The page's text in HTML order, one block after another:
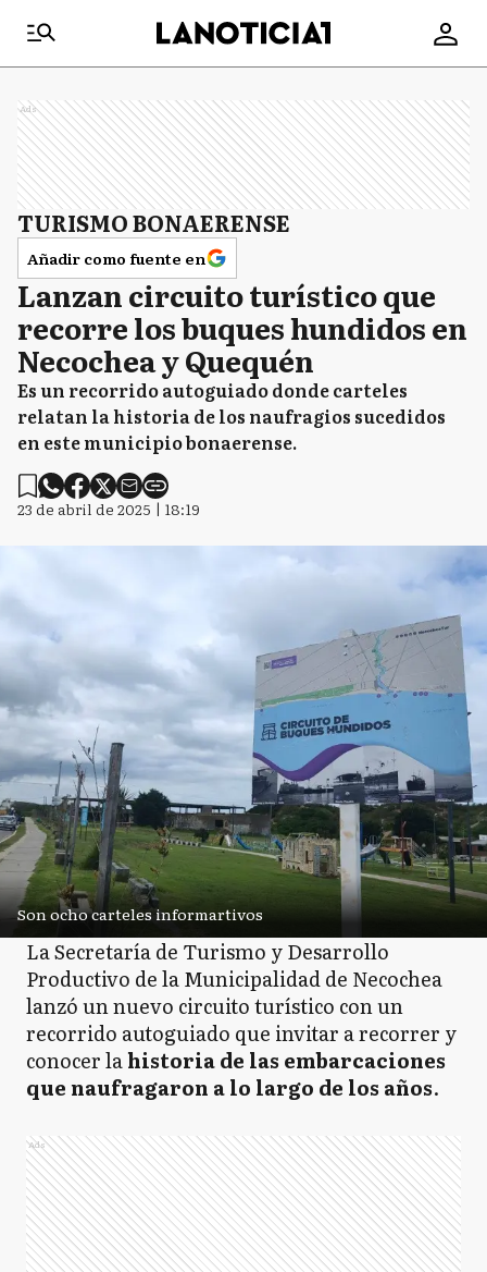
Ads
TURISMO BONAERENSE
Añadir como fuente en
Lanzan circuito turístico que
recorre los buques hundidos en
Necochea y Quequén
Es un recorrido autoguiado donde carteles
relatan la historia de los naufragios sucedidos
en este municipio bonaerense.
23 de abril de 2025 | 18:19
Son ocho carteles informartivos
La Secretaría de Turismo y Desarrollo
Productivo de la Municipalidad de Necochea
lanzó un nuevo circuito turístico con un
recorrido autoguiado que invitar a recorrer y
conocer lahistoria de las embarcaciones
que naufragaron a lo largo de los años.
Ads